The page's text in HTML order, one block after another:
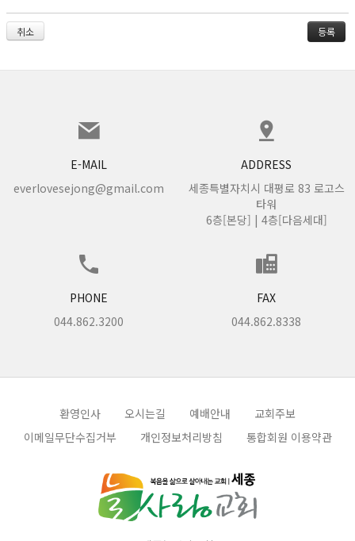
합니다. 이용자 등록절차를 거쳐 동의 버튼을 누름으로써 이 서비스
신청합니다.
① 세종늘사랑교회는 회원의 개인정보를 보호하고 존중합니다.
② 세종늘사랑교회는 이용자의 정보수집시 서비스 제공에 필요한 최
다음 사항을 필수사항으로 하며 그외 사항은 선택사항으로 합니다.
1. 성 명
③ 세종늘사랑교회는 통신비밀보호법, 전기통신사업법, 정보통신망
할 관련법규를 바탕으로 세종늘사랑교회는 이용자가 서비스를 이용
보호받을 수 있도록 최선을 다하고 있습니다
⑤ 세종늘사랑교회는 서비스 제공과 관련하여 취득한 회원의 신상정
적 목적으로 사용할 수 없습니다. 다만, 다음의 경우에는 예외로 합니
1. 정보통신 서비스의 제공에 따른 요금 정산을 위하여 필요
한 경우
2. 통계 작성 및 정보 수집을 위하여 필요한 경우로서 특정 개
인을 식별할 수 없는 형태 로 제공하는 경우
취소
E-MAIL
everlovesejong@gmail.com
ADDRESS
세종특별자치시 대평로 83 로고스
타워
6층[본당] | 4층[다음세대]
PHONE
044.862.3200
FAX
044.862.8338
환영인사 오시는길 예배안내
교회주보
이메일무단수집거부
개인정보처리방침 통합회원 이용약관